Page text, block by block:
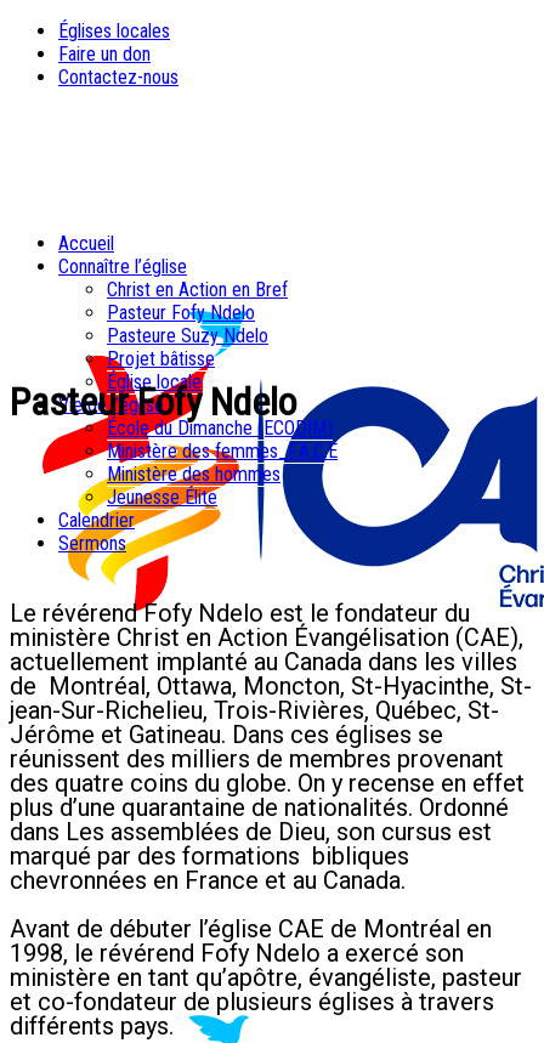
Églises locales
Faire un don
Contactez-nous
Accueil
Connaître l’église
Christ en Action en Bref
Pasteur Fofy Ndelo
Pasteure Suzy Ndelo
Projet bâtisse
Église locale
Vie de l’église
École du Dimanche (ECODIM)
Ministère des femmes_F.A.C.E
Ministère des hommes
Jeunesse Élite
Calendrier
Sermons
Pasteur Fofy Ndelo
Le révérend Fofy Ndelo est le fondateur du
ministère Christ en Action Évangélisation (CAE),
actuellement implanté au Canada dans les villes
de Montréal, Ottawa, Moncton, St-Hyacinthe, St-
jean-Sur-Richelieu, Trois-Rivières, Québec, St-
Jérôme et Gatineau. Dans ces églises se
réunissent des milliers de membres provenant
des quatre coins du globe. On y recense en effet
plus d’une quarantaine de nationalités. Ordonné
dans Les assemblées de Dieu, son cursus est
marqué par des formations bibliques
chevronnées en France et au Canada.
Avant de débuter l’église CAE de Montréal en
1998, le révérend Fofy Ndelo a exercé son
ministère en tant qu’apôtre, évangéliste, pasteur
et co-fondateur de plusieurs églises à travers
différents pays.